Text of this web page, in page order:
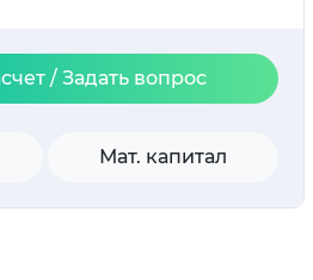
/ Задать вопрос
Мат. капитал